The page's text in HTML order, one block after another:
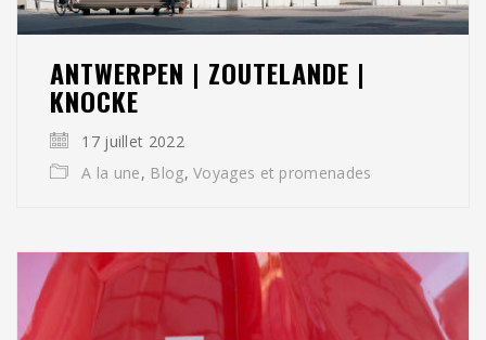
ANTWERPEN | ZOUTELANDE |
KNOCKE
17 juillet 2022
A la une, Blog,Voyages et promenades